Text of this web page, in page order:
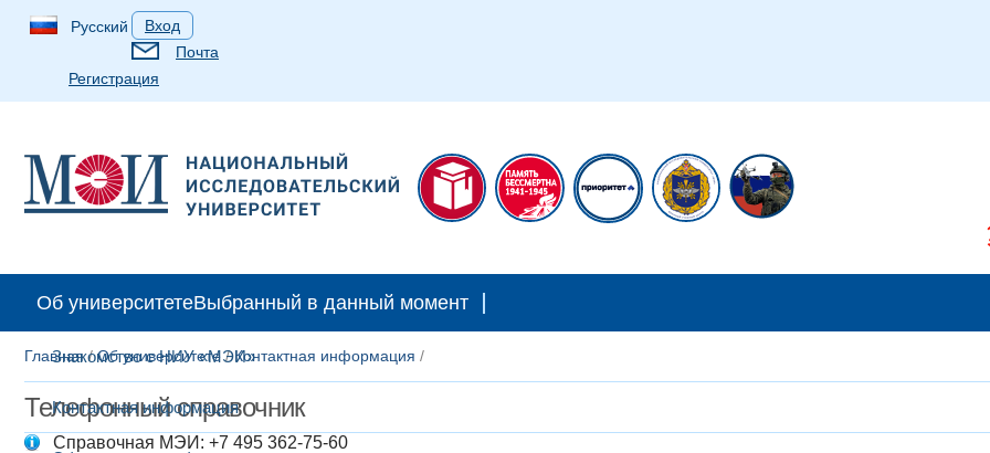
Русский
Вход
Почта
Регистрация
Выпускникам
Об университетеВыбранный в данный момент
Знакомство с НИУ «МЭИ»
Контактная информация
Главная/Об университете/Контактная информация /
Телефонный справочник
Справочная МЭИ: +7 495 362-75-60